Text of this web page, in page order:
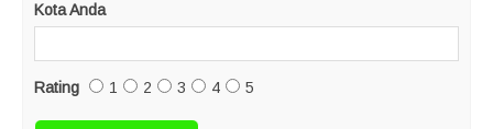
Kota Anda
Rating 1 2 3 4 5